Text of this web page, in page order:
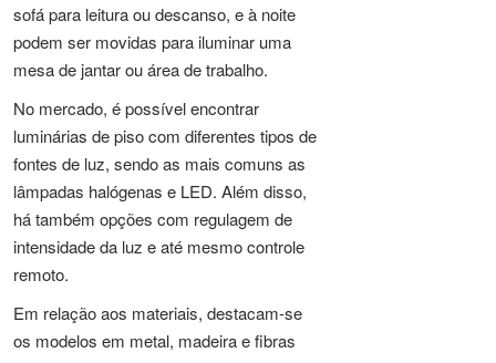
sofá para leitura ou descanso, e à noite
podem ser movidas para iluminar uma
mesa de jantar ou área de trabalho.
No mercado, é possível encontrar
luminárias de piso com diferentes tipos de
fontes de luz, sendo as mais comuns as
lâmpadas halógenas e LED. Além disso,
há também opções com regulagem de
intensidade da luz e até mesmo controle
remoto.
Em relação aos materiais, destacam-se
os modelos em metal, madeira e fibras